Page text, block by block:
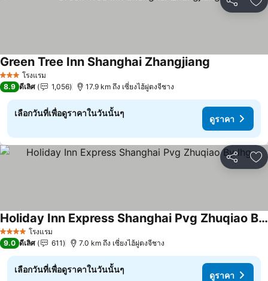
แชร์ เ
3 ดาว โรงแรม
Green Tree Inn Shanghai Zhangjiang
8.9 ดีเลิศ 1,056 17.9 km ถึง เซี่ยงไฮ้ผู่ตงจีชาง
เลือกวันที่เพื่อดูราคาในวันนั้นๆ
ดูราคา
แชร์ เ
4 ดาว โรงแรม
Holiday Inn Express Shanghai Pvg Zhuqiao By Ihg
9.0 ดีเลิศ 611 7.0 km ถึง เซี่ยงไฮ้ผู่ตงจีชาง
เลือกวันที่เพื่อดูราคาในวันนั้นๆ
ดูราคา